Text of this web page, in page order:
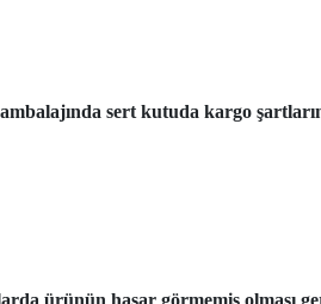
sert kutuda kargo
ürünün hasar görmemiş olması